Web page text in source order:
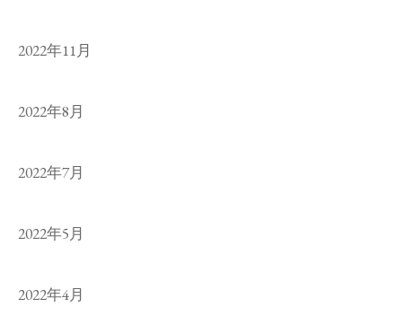
2022年11月
2022年8月
2022年7月
2022年5月
2022年4月